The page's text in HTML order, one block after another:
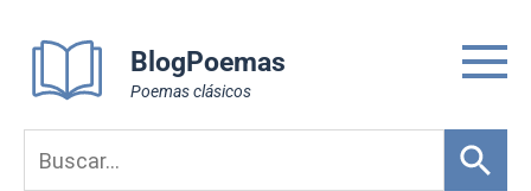
content
BlogPoemas
Poemas clásicos